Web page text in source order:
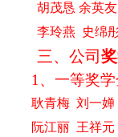
胡茂恳 余英
李玲燕 史绵
三、公司
1 、一等奖
耿青梅 刘一婵
阮江丽 王祥元